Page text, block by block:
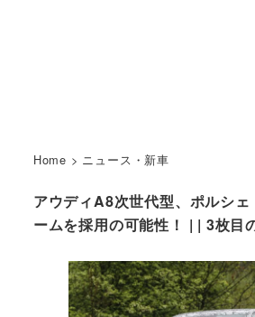
Home > ニュース・新車
アウディA8次世代型、ポルシェ
ームを採用の可能性！ | | 3枚目